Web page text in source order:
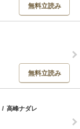
無料立読み
無料立読み
/ 高峰ナダレ